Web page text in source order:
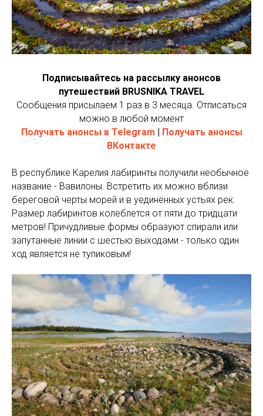
Подписывайтесь на рассылку анонсов
путешествий BRUSNIKA TRAVEL
Сообщения присылаем 1 раз в 3 месяца. Отписаться
можно в любой момент
Получать анонсы в Telegram
Получать анонсы
ВКонтакте
В республике Карелия лабиринты получили необычное
название - Вавилоны. Встретить их можно вблизи
береговой черты морей и в уединённых устьях рек.
Размер лабиринтов колеблется от пяти до тридцати
метров! Причудливые формы образуют спирали или
запутанные линии с шестью выходами - только один
ход является не тупиковым!